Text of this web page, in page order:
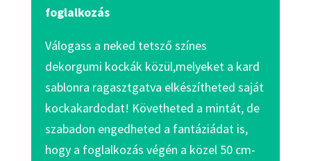
foglalkozás
Válogass a neked tetsző színes
dekorgumi kockák közül,melyeket a kard
sablonra ragasztgatva elkészítheted saját
kockakardodat! Követheted a mintát, de
szabadon engedheted a fantáziádat is,
hogy a foglalkozás végén a közel 50 cm-